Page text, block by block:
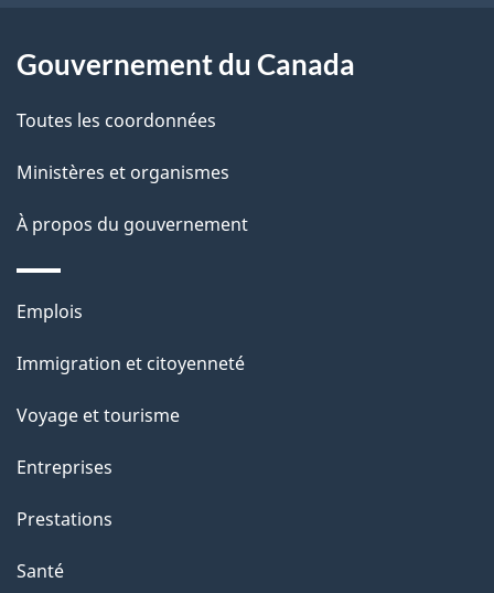
d
e
p
a
site
Gouvernement du Canada
Toutes les coordonnées
Ministères et organismes
À propos du gouvernement
Thèmes
sujets
Emplois
Immigration et citoyenneté
Voyage et tourisme
Entreprises
Prestations
Santé